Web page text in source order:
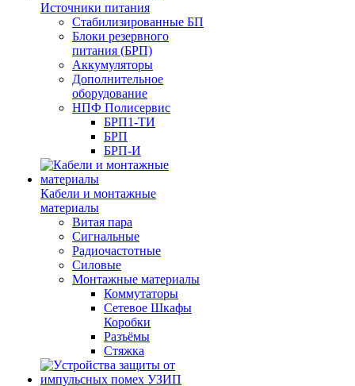
Источники питания
Стабилизированные БП
Блоки резервного
питания (БРП)
Аккумуляторы
Дополнительное
оборудование
НПФ Полисервис
БРП1-ТИ
БРП
БРП-И
Кабели и монтажные
материалы
Витая пара
Сигнальные
Радиочастотные
Силовые
Монтажные материалы
Коммутаторы
Сетевое Шкафы
Коробки
Разъёмы
Стяжка